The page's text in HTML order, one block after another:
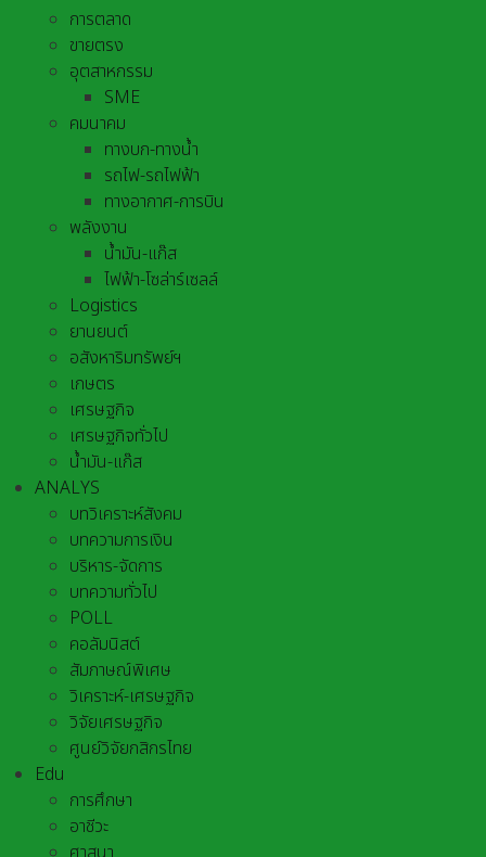
การตลาด
ขายตรง
อุตสาหกรรม
SME
คมนาคม
ทางบก-ทางน้ำ
รถไฟ-รถไฟฟ้า
ทางอากาศ-การบิน
พลังงาน
น้ำมัน-แก๊ส
ไฟฟ้า-โซล่าร์เซลล์
Logistics
ยานยนต์
อสังหาริมทรัพย์ฯ
เกษตร
เศรษฐกิจ
เศรษฐกิจทั่วไป
น้ำมัน-แก๊ส
ANALYS
บทวิเคราะห์สังคม
บทความการเงิน
บริหาร-จัดการ
บทความทั่วไป
POLL
คอลัมนิสต์
สัมภาษณ์พิเศษ
วิเคราะห์-เศรษฐกิจ
วิจัยเศรษฐกิจ
ศูนย์วิจัยกสิกรไทย
Edu
การศึกษา
อาชีวะ